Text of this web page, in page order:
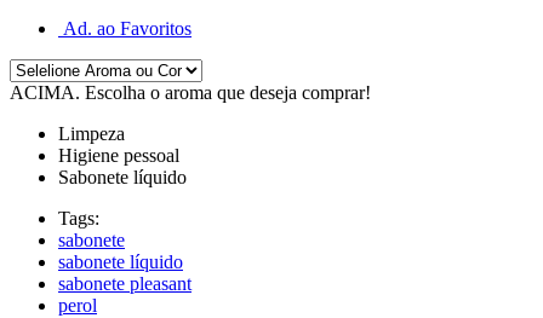
Ad. ao Favoritos
ACIMA. Escolha o aroma que deseja comprar!
Limpeza
Higiene pessoal
Sabonete líquido
Tags:
sabonete
sabonete líquido
sabonete pleasant
perol